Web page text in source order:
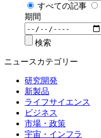
すべての記事
期間
検索
ニュースカテゴリー
研究開発
新製品
ライフサイエンス
ビジネス
市場・政策
宇宙・インフラ